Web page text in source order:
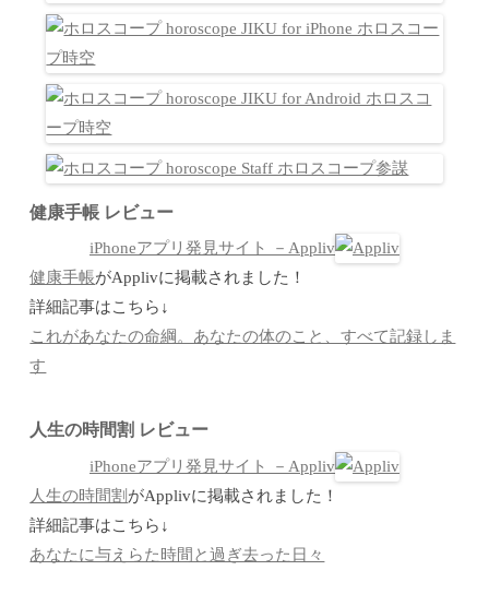
健康手帳 レビュー
iPhoneアプリ発見サイト －Appliv
健康手帳がApplivに掲載されました！
詳細記事はこちら↓
これがあなたの命綱。あなたの体のこと、すべて記録しま
す
人生の時間割 レビュー
iPhoneアプリ発見サイト －Appliv
人生の時間割 がApplivに掲載されました！
詳細記事はこちら↓
あなたに与えらた時間と過ぎ去った日々